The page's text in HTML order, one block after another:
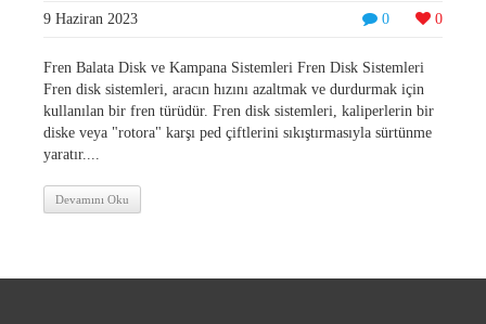
0 0
9 Haziran 2023
Fren Balata Disk ve Kampana Sistemleri Fren Disk Sistemleri
Fren disk sistemleri, aracın hızını azaltmak ve durdurmak için
kullanılan bir fren türüdür. Fren disk sistemleri, kaliperlerin bir
diske veya "rotora" karşı ped çiftlerini sıkıştırmasıyla sürtünme
yaratır....
Devamını Oku